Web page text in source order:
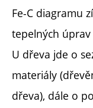
Fe-C diagramu
tepelných úprav
U dřeva jde o
materiály
dřeva), dále o